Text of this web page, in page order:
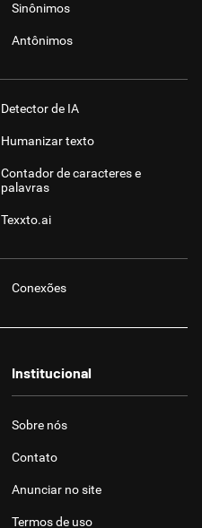
Sinônimos
Antônimos
Detector de IA
Humanizar texto
Contador de caracteres e
palavras
Texxto.ai
Conexões
Institucional
Sobre nós
Contato
Anunciar no site
Termos de uso